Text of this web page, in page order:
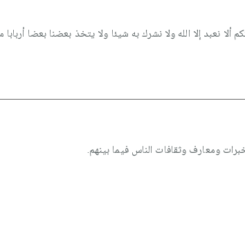
نعبد إلا الله ولا نشرك به شيئا ولا يتخذ بعضنا بعضا أربابا
ومعارف وثقافات الناس فيما بينهم.